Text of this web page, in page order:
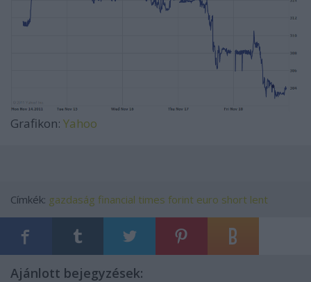
Grafikon: Yahoo
Címkék: gazdaság financial times forint euro short lent
Ajánlott bejegyzések: